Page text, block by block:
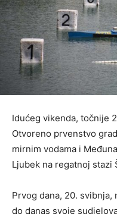
Idućeg vikenda, točnije
Otvoreno prvenstvo
mirnim vodama i
Ljubek na regatnoj stazi
Prvog dana, 20. svibnja,
do danas svoje